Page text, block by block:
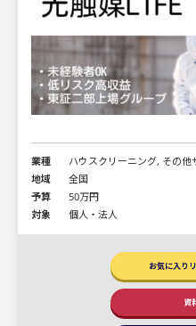
業種
ハウスクリーニング, その他
地域
全国
予算
50万円
対象
個人・法人
お気に入り
資